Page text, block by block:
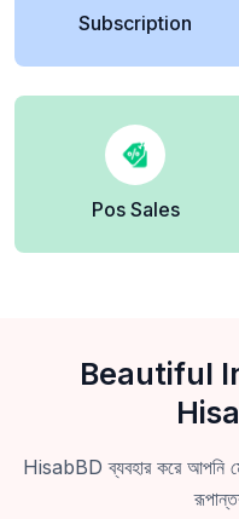
Subscription
Pos Sales
Beautiful
HisabBD ব্যবহার করে আপনি